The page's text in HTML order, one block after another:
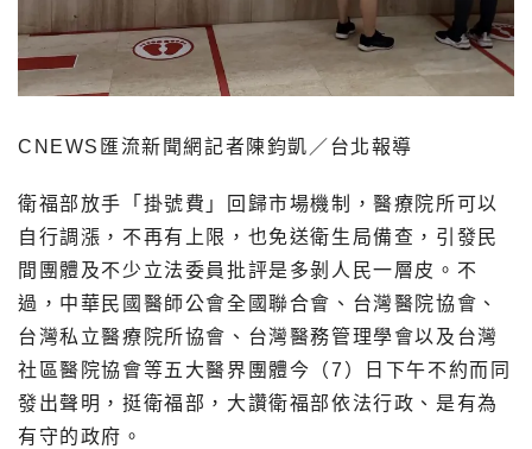
CNEWS匯流新聞網記者陳鈞凱／台北報導
衛福部放手「掛號費」回歸市場機制，醫療院所可以
自行調漲，不再有上限，也免送衛生局備查，引發民
間團體及不少立法委員批評是多剝人民一層皮。不
過，中華民國醫師公會全國聯合會、台灣醫院協會、
台灣私立醫療院所協會、台灣醫務管理學會以及台灣
社區醫院協會等五大醫界團體今（7）日下午不約而同
發出聲明，挺衛福部，大讚衛福部依法行政、是有為
有守的政府。